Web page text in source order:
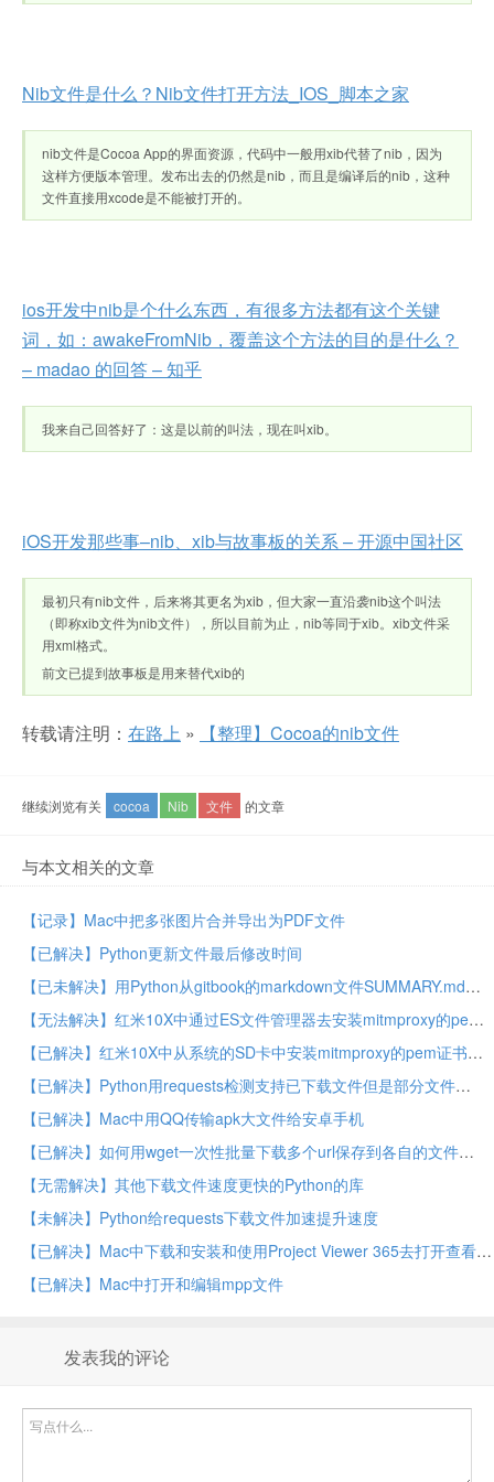
Nib文件是什么？Nib文件打开方法_IOS_脚本之家
nib文件是Cocoa App的界面资源，代码中一般用xib代替了nib，因为
这样方便版本管理。发布出去的仍然是nib，而且是编译后的nib，这种
文件直接用xcode是不能被打开的。
ios开发中nib是个什么东西，有很多方法都有这个关键
词，如：awakeFromNib，覆盖这个方法的目的是什么？
– madao 的回答 – 知乎
我来自己回答好了：这是以前的叫法，现在叫xib。
iOS开发那些事–nib、xib与故事板的关系 – 开源中国社区
最初只有nib文件，后来将其更名为xib，但大家一直沿袭nib这个叫法
（即称xib文件为nib文件），所以目前为止，nib等同于xib。xib文件采
用xml格式。
前文已提到故事板是用来替代xib的
转载请注明： 在路上 » 【整理】Cocoa的nib文件
继续浏览有关 cocoa Nib 文件 的文章
与本文相关的文章
【记录】Mac中把多张图片合并导出为PDF文件
【已解决】Python更新文件最后修改时间
【已未解决】用Python从gitbook的markdown文件SUMMARY.md生成相关md文件
【无法解决】红米10X中通过ES文件管理器去安装mitmproxy的pem证书文件
【已解决】红米10X中从系统的SD卡中安装mitmproxy的pem证书文件
【已解决】Python用requests检测支持已下载文件但是部分文件
【已解决】Mac中用QQ传输apk大文件给安卓手机
【已解决】如何用wget一次性批量下载多个url保存到各自的文件
【无需解决】其他下载文件速度更快的Python的库
【未解决】Python给requests下载文件加速提升速度
【已解决】Mac中下载和安装和使用Project Viewer 365去打开查看mpp文件
【已解决】Mac中打开和编辑mpp文件
发表我的评论